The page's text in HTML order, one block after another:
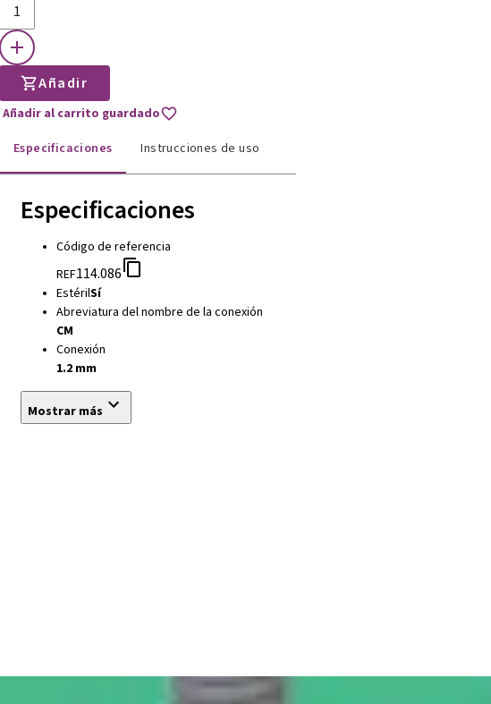
Añadir
Añadir al carrito guardado
Especificaciones
Instrucciones de uso
Especificaciones
Código de referencia
REF114.086
EstérilSí
Abreviatura del nombre de la conexión
CM
Conexión
1.2 mm
Mostrar más